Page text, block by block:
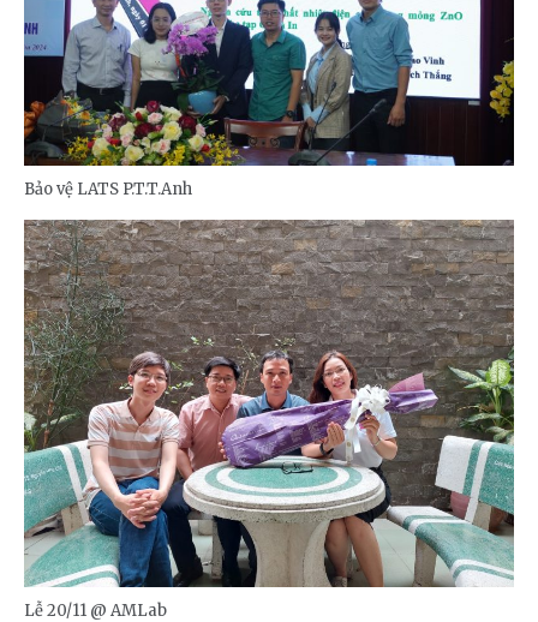
Bảo vệ LATS P.T.T.Anh
Lễ 20/11 @ AMLab